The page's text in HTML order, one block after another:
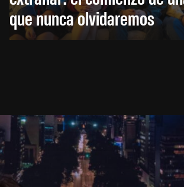
que nunca olvidaremos